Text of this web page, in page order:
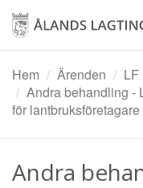
Hoppa
huvudinnehåll
Hem
Ärenden
LF
Andra behandling -
för
Andra